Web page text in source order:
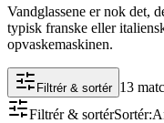
Vandglassene er nok det,
typisk franske eller
opvaskemaskinen.
Filtrér & sortér 13
Filtrér & sortérSortér: